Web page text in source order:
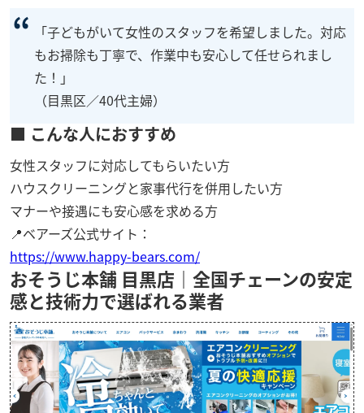
「子どもがいて女性のスタッフを希望しました。対応
もお掃除も丁寧で、作業中も安心して任せられまし
た！」
（目黒区／40代主婦）
■ こんな人におすすめ
女性スタッフに対応してもらいたい方
ハウスクリーニングと家事代行を併用したい方
マナーや接遇にも安心感を求める方
📍ベアーズ公式サイト：
https://www.happy-bears.com/
おそうじ本舗 目黒店｜全国チェーンの安定
感と技術力で選ばれる業者